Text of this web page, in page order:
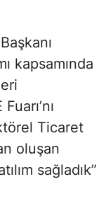
kapsamında
Ticaret
oluşan
sağladık”